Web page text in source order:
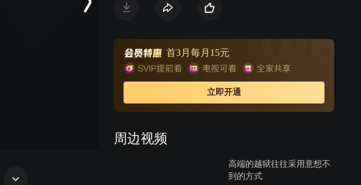
首3月每月15元
立即开通
周边视频
高端的越狱往往采用意想不
到的方式